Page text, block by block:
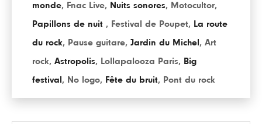
monde, Fnac Live, Nuits sonores, Motocultor,
Papillons de nuit , Festival de Poupet, La route
du rock, Pause guitare, Jardin du Michel , Art
rock, Astropolis, Lollapalooza Paris, Big
festival , No logo, Fête du bruit, Pont du rock